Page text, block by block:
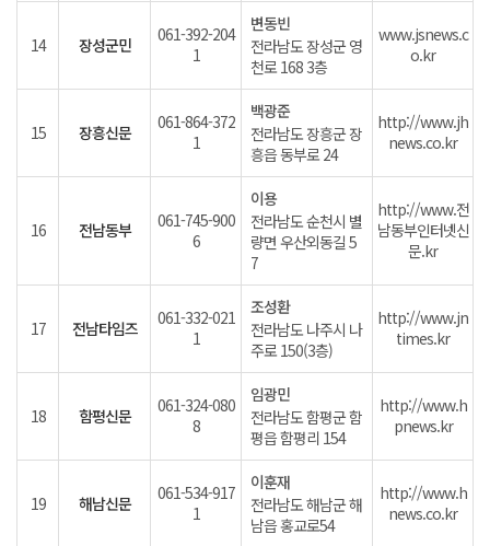
14 장성군민
061-392-204
1
변동빈
전라남도 장성군 영
천로 168 3층
www.jsnews.c
o.kr
15 장흥신문
061-864-372
1
백광준
전라남도 장흥군 장
흥읍 동부로 24
http://www.jh
news.co.kr
16 전남동부
061-745-900
6
이용
전라남도 순천시 별
량면 우산외동길 5
7
http://www.전
남동부인터넷신
문.kr
17 전남타임즈
061-332-021
1
조성환
전라남도 나주시 나
주로 150(3층)
http://www.jn
times.kr
18 함평신문
061-324-080
8
임광민
전라남도 함평군 함
평읍 함평리 154
http://www.h
pnews.kr
19 해남신문
061-534-917
1
이훈재
전라남도 해남군 해
남읍 홍교로54
http://www.h
news.co.kr